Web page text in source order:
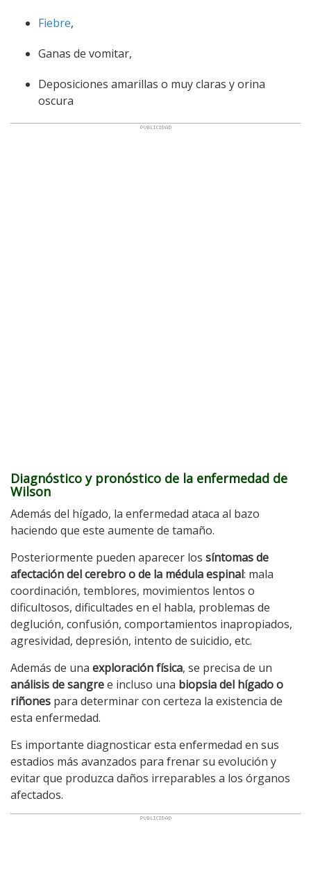
Fiebre,
Ganas de vomitar,
Deposiciones amarillas o muy claras y orina
oscura
Diagnóstico y pronóstico de la enfermedad de
Wilson
Además del hígado, la enfermedad ataca al bazo
haciendo que este aumente de tamaño.
Posteriormente pueden aparecer los síntomas de
afectación del cerebro o de la médula espinal: mala
coordinación, temblores, movimientos lentos o
dificultosos, dificultades en el habla, problemas de
deglución, confusión, comportamientos inapropiados,
agresividad, depresión, intento de suicidio, etc.
Además de una exploración física, se precisa de un
análisis de sangree incluso una biopsia del hígado o
riñones para determinar con certeza la existencia de
esta enfermedad.
Es importante diagnosticar esta enfermedad en sus
estadios más avanzados para frenar su evolución y
evitar que produzca daños irreparables a los órganos
afectados.